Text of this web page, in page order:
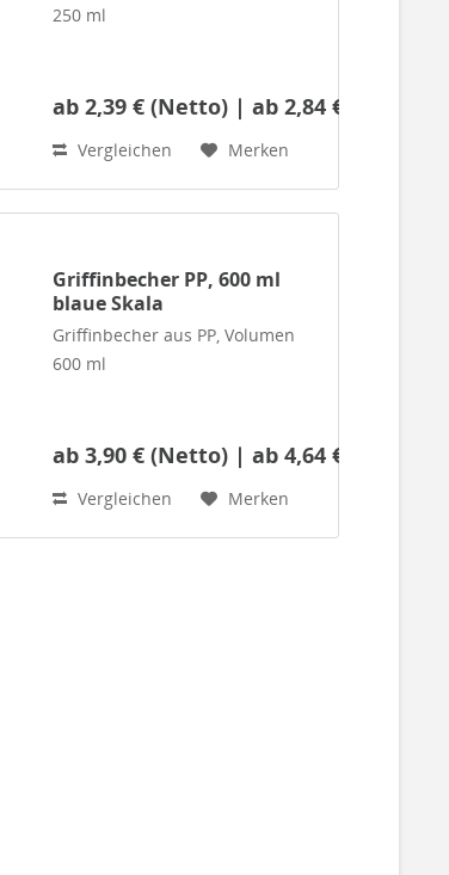
250 ml
Sehrstabiler Laborbecher mit
aufgedruckter, blauer Skala mit
mechanische...
ab 2,39 € (Netto) | ab 2,84 € (Brutto)
Vergleichen Merken
Griffinbecher PP, 600 ml
blaue Skala
Griffinbecher aus PP, Volumen
600 ml
Sehrstabiler Laborbecher mit
aufgedruckter, blauer Skala mit
ab 3,90 € (Netto) | ab 4,64 € (Brutto)
Vergleichen Merken